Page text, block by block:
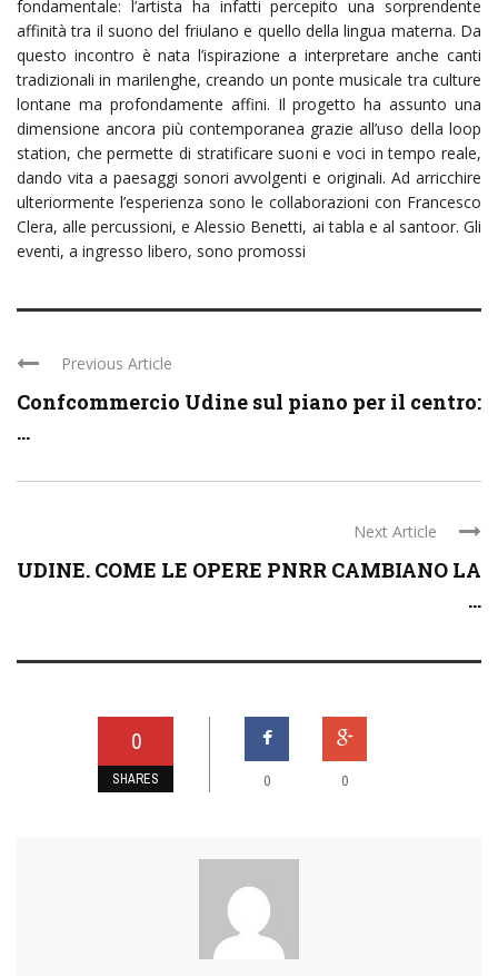
fondamentale: l’artista ha infatti percepito una sorprendente
affinità tra il suono del friulano e quello della lingua materna. Da
questo incontro è nata l’ispirazione a interpretare anche canti
tradizionali in marilenghe, creando un ponte musicale tra culture
lontane ma profondamente affini. Il progetto ha assunto una
dimensione ancora più contemporanea grazie all’uso della loop
station, che permette di stratificare suoni e voci in tempo reale,
dando vita a paesaggi sonori avvolgenti e originali. Ad arricchire
ulteriormente l’esperienza sono le collaborazioni con Francesco
Clera, alle percussioni, e Alessio Benetti, ai tabla e al santoor. Gli
eventi, a ingresso libero, sono promossi
Previous Article
Confcommercio Udine sul piano per il centro:
...
Next Article
UDINE. COME LE OPERE PNRR CAMBIANO LA
...
0
SHARES 0 0